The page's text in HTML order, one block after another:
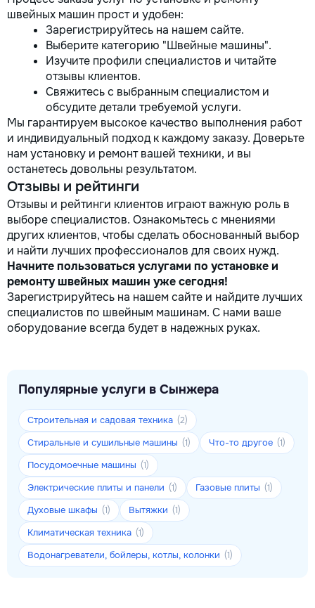
швейных машин прост и удобен:
Зарегистрируйтесь на нашем сайте.
Выберите категорию "Швейные машины".
Изучите профили специалистов и читайте
отзывы клиентов.
Свяжитесь с выбранным специалистом и
обсудите детали требуемой услуги.
Мы гарантируем высокое качество выполнения работ
и индивидуальный подход к каждому заказу. Доверьте
нам установку и ремонт вашей техники, и вы
останетесь довольны результатом.
Отзывы и рейтинги
Отзывы и рейтинги клиентов играют важную роль в
выборе специалистов. Ознакомьтесь с мнениями
других клиентов, чтобы сделать обоснованный выбор
и найти лучших профессионалов для своих нужд.
Начните пользоваться услугами по установке и
ремонту швейных машин уже сегодня!
Зарегистрируйтесь на нашем сайте и найдите лучших
специалистов по швейным машинам. С нами ваше
оборудование всегда будет в надежных руках.
Популярные услуги в Сынжера
Строительная и садовая техника (2)
Стиральные и сушильные машины (1) Что-то другое (1)
Посудомоечные машины (1)
Электрические плиты и панели (1) Газовые плиты (1)
Духовые шкафы (1) Вытяжки (1)
Климатическая техника (1)
Водонагреватели, бойлеры, котлы, колонки (1)